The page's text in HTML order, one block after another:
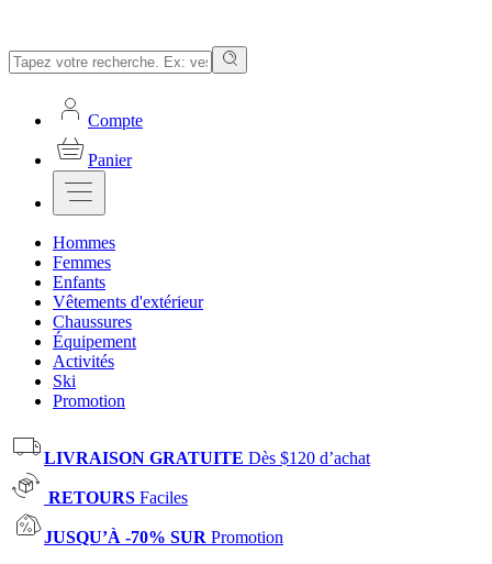
Compte
Panier
Hommes
Femmes
Enfants
Vêtements d'extérieur
Chaussures
Équipement
Activités
Ski
Promotion
LIVRAISON GRATUITE Dès $120 d’achat
RETOURS Faciles
JUSQU’À -70% SUR Promotion